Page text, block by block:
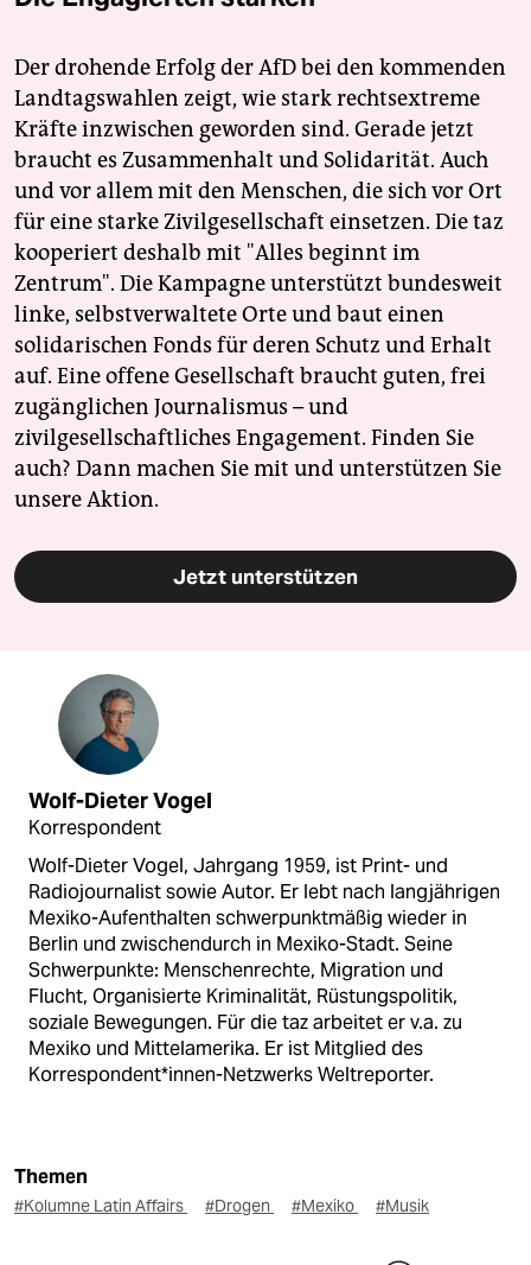
Der drohende Erfolg der AfD bei den kommenden
Landtagswahlen zeigt, wie stark rechtsextreme
Kräfte inzwischen geworden sind. Gerade jetzt
braucht es Zusammenhalt und Solidarität. Auch
und vor allem mit den Menschen, die sich vor Ort
für eine starke Zivilgesellschaft einsetzen. Die taz
kooperiert deshalb mit "Alles beginnt im
Zentrum". Die Kampagne unterstützt bundesweit
linke, selbstverwaltete Orte und baut einen
solidarischen Fonds für deren Schutz und Erhalt
auf. Eine offene Gesellschaft braucht guten, frei
zugänglichen Journalismus – und
zivilgesellschaftliches Engagement. Finden Sie
auch? Dann machen Sie mit und unterstützen Sie
unsere Aktion.
Jetzt unterstützen
Wolf-Dieter Vogel
Korrespondent
Wolf-Dieter Vogel, Jahrgang 1959, ist Print- und
Radiojournalist sowie Autor. Er lebt nach langjährigen
Mexiko-Aufenthalten schwerpunktmäßig wieder in
Berlin und zwischendurch in Mexiko-Stadt. Seine
Schwerpunkte: Menschenrechte, Migration und
Flucht, Organisierte Kriminalität, Rüstungspolitik,
soziale Bewegungen. Für die taz arbeitet er v.a. zu
Mexiko und Mittelamerika. Er ist Mitglied des
Korrespondent*innen-Netzwerks Weltreporter.
Themen
#Kolumne Latin Affairs #Drogen #Mexiko #Musik